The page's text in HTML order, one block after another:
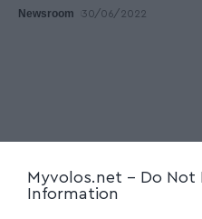
Myvolos.net - Do Not
Information
Newsroom 30/06/2022